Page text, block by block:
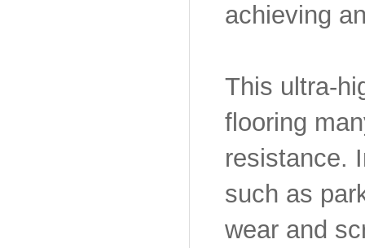
achieving
This ultra-
flooring
resistance.
such as
wear and